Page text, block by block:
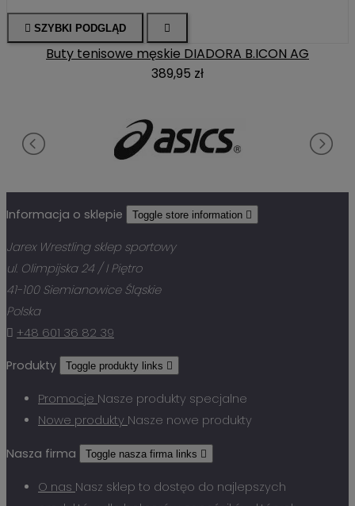
 SZYBKI PODGLĄD 
Buty tenisowe męskie DIADORA B.ICON AG
389,95 zł
Informacja o sklepie Toggle store information 
Jarex Wrestling sklep sportowy
ul. Olimpijska 24 / I Piętro
41-100 Siemianowice Śląskie
Polska
 +48 601 36 82 39
Produkty Toggle produkty links 
Promocje Nasze produkty specjalne
Nowe produkty Nasze nowe produkty
Nasza firma Toggle nasza firma links 
O nas Nasz sklep to dostęo do najlepszych